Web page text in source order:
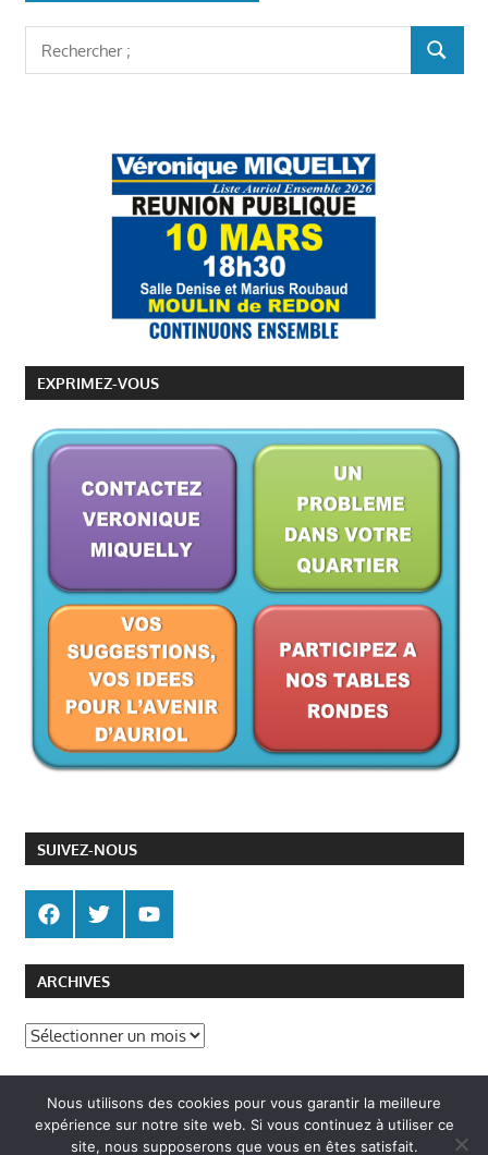
EXPRIMEZ-VOUS
SUIVEZ-NOUS
ARCHIVES
Archives
Politique de confidentialité
Nous utilisons des cookies pour vous garantir la meilleure
expérience sur notre site web. Si vous continuez à utiliser ce
site, nous supposerons que vous en êtes satisfait.